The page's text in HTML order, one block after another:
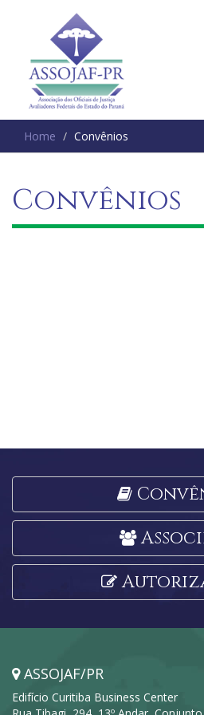
Home Convênios
Convênios
ASSOJAF/PR
Edifício Curitiba Business Center